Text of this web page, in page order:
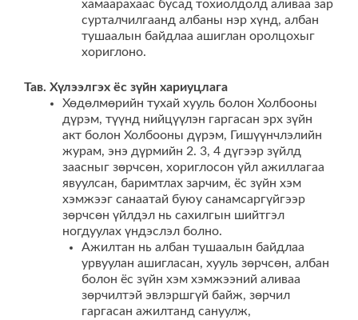
хамаарахаас бусад тохиолдолд аливаа зар
сурталчилгаанд албаны нэр хүнд, албан
тушаалын байдлаа ашиглан оролцохыг
хориглоно.
Тав. Хүлээлгэх ёс зүйн хариуцлага
Хөдөлмөрийн тухай хууль болон Холбооны
дүрэм, түүнд нийцүүлэн гаргасан эрх зүйн
акт болон Холбооны дүрэм, Гишүүнчлэлийн
журам, энэ дүрмийн 2. 3, 4 дүгээр зүйлд
заасныг зөрчсөн, хориглосон үйл ажиллагаа
явуулсан, баримтлах зарчим, ёс зүйн хэм
хэмжээг санаатай буюу санамсаргүйгээр
зөрчсөн үйлдэл нь сахилгын шийтгэл
ногдуулах үндэслэл болно.
Ажилтан нь албан тушаалын байдлаа
урвуулан ашигласан, хууль зөрчсөн, албан
болон ёс зүйн хэм хэмжээний аливаа
зөрчилтэй эвлэршгүй байж, зөрчил
гаргасан ажилтанд сануулж,